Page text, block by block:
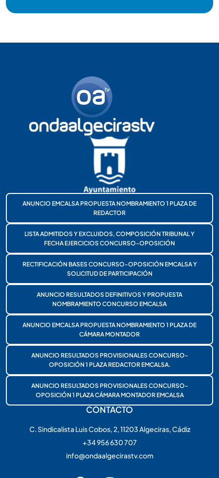
ANUNCIO EMCALSA PROPUESTA NOMBRAMIENTO 1 PLAZA DE
REDACTOR
LISTA ADMITIDOS Y EXCLUIDOS, COMPOSICIÓN TRIBUNAL Y
FECHA EJERCICIOS CONCURSO-OPOSICIÓN
RECTIFICACIÓN BASES CONCURSO-OPOSICIÓN EMCALSA Y
SOLICITUD DE PARTICIPACIÓN
ANUNCIO RESULTADOS DEFINITIVOS Y PROPUESTA
NOMBRAMIENTO CONCURSO EMCALSA
ANUNCIO EMCALSA PROPUESTA NOMBRAMIENTO 1 PLAZA DE
CÁMARA MONTADOR
ANUNCIO RESULTADOS PROVISIONALES CONCURSO-
OPOSICIÓN 1 PLAZA REDACTOR EMCALSA.
ANUNCIO RESULTADOS PROVISIONALES CONCURSO-
OPOSICIÓN 1 PLAZA CÁMARA MONTADOR EMCALSA
CONTACTO
C. Sindicalista Luis Cobos, 2, 11203 Algeciras, Cádiz
+34 956 630 707
info@ondaalgecirastv.com